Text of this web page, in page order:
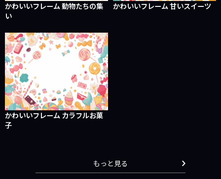
かわいいフレーム 動物たちの集
い
かわいいフレーム 甘いスイーツ
かわいいフレーム カラフルお菓
子
もっと見る